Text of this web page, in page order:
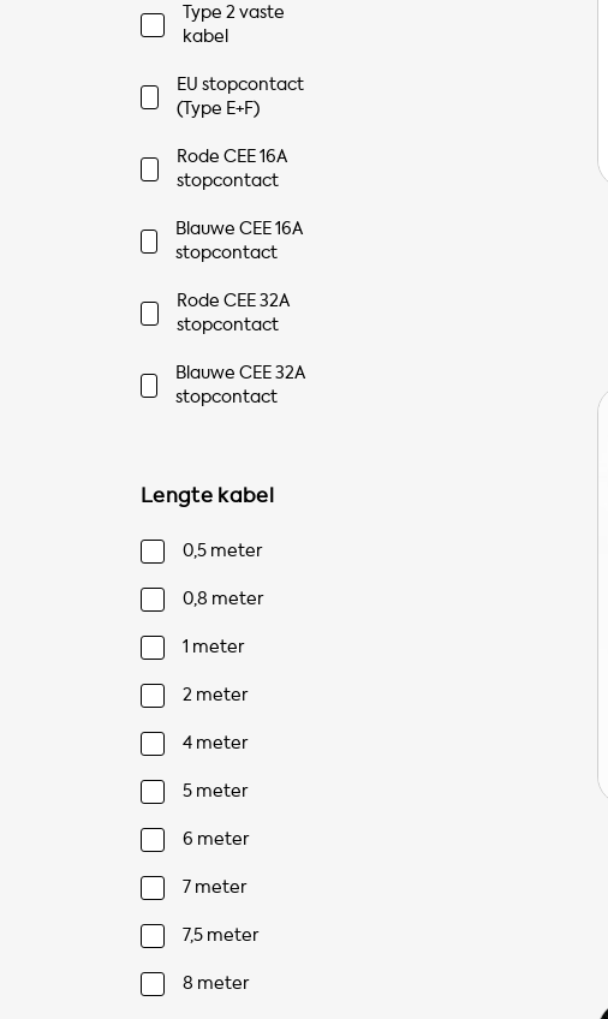
Type 2 vaste
kabel
EU stopcontact
(Type E+F)
Rode CEE 16A
stopcontact
Blauwe CEE 16A
stopcontact
Rode CEE 32A
stopcontact
Blauwe CEE 32A
stopcontact
Lengte kabel
0,5 meter
0,8 meter
1 meter
2 meter
4 meter
5 meter
6 meter
7 meter
7,5 meter
8 meter